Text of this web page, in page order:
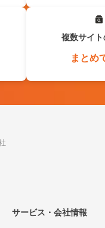
複数サイ
まとめ
サービス・会社情報